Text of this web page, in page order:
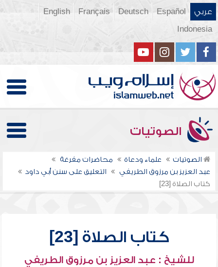
عربي Español
Deutsch
Français
English
Indonesia
الصوتيات
الصوتيات علماء ودعاة
محاضرات مفرغة
عبد العزيز بن مرزوق الطريفي
التعليق على سنن أبي داود
كتاب الصلاة [23]
كتاب الصلاة [23]
للشيخ : عبد العزيز بن مرزوق الطريفي